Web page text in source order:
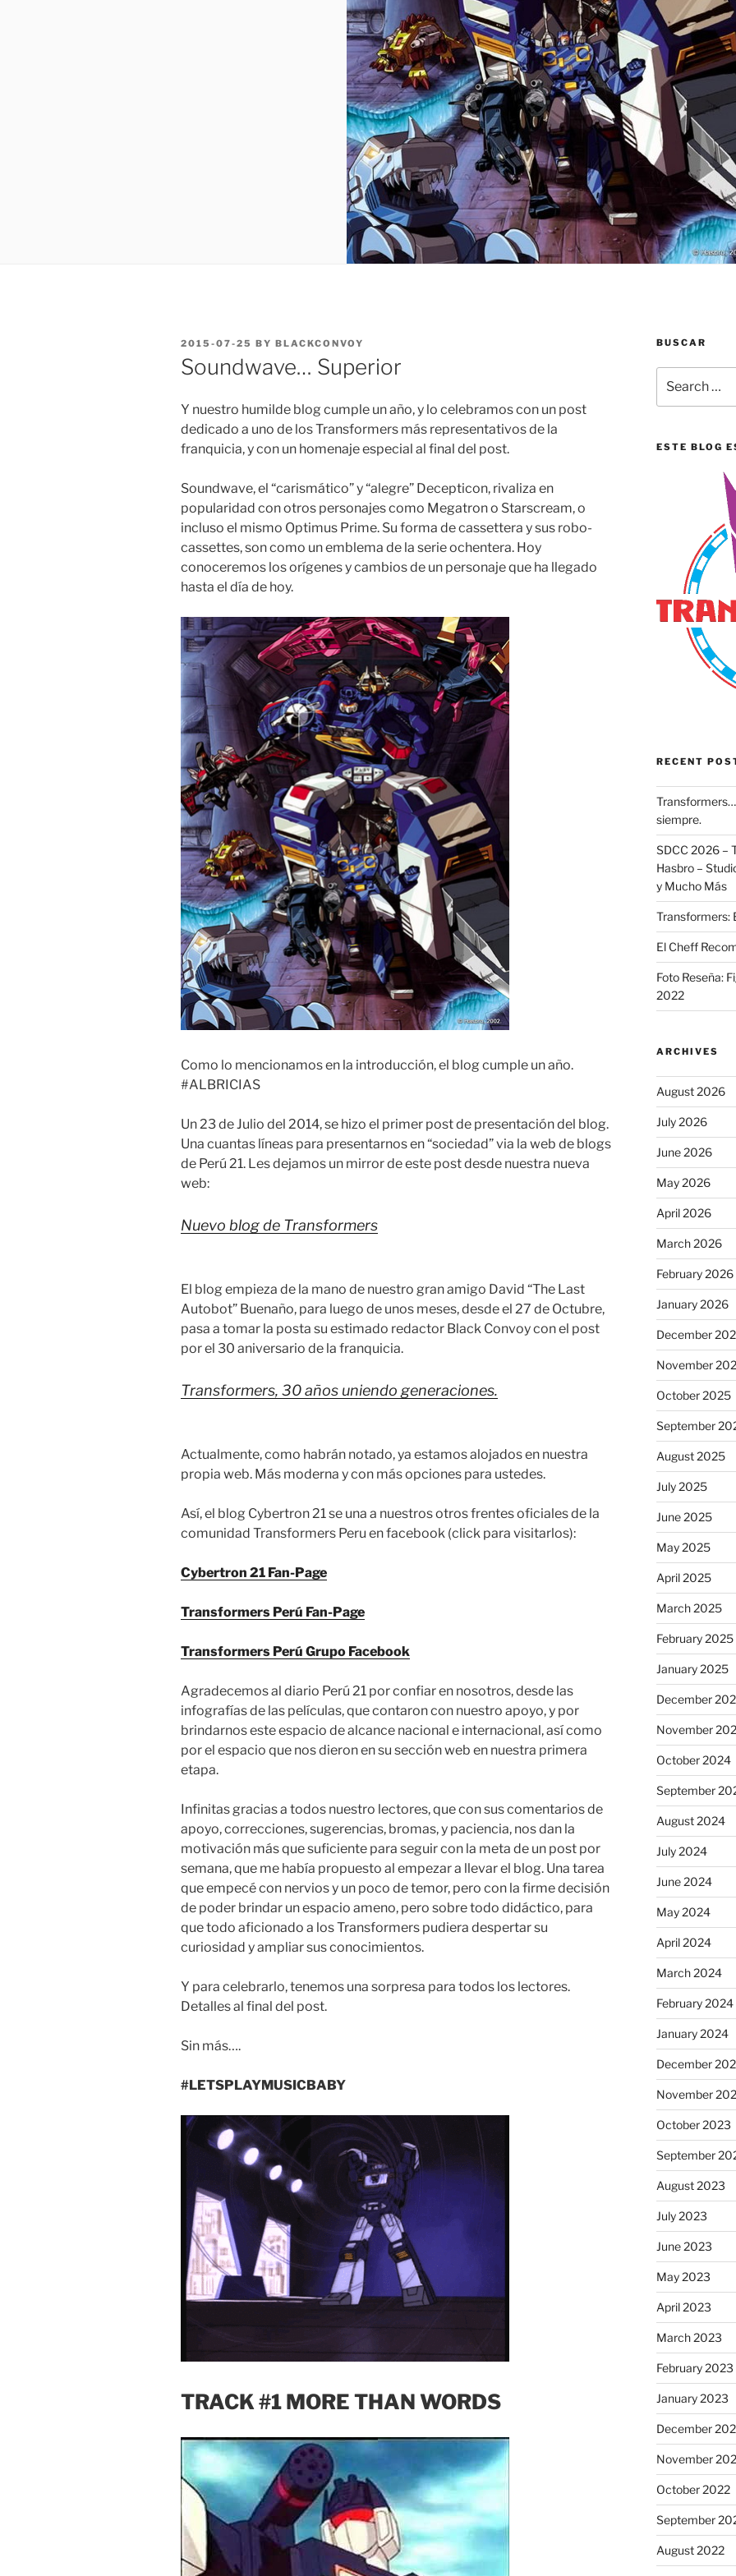
POSTED
ON
2015-07-25 BY BLACKCONVOY
Soundwave… Superior
Y nuestro humilde blog cumple un año, y lo celebramos con un post
dedicado a uno de los Transformers más representativos de la
franquicia, y con un homenaje especial al final del post.
Soundwave, el “carismático” y “alegre” Decepticon, rivaliza en
popularidad con otros personajes como Megatron o Starscream, o
incluso el mismo Optimus Prime. Su forma de cassettera y sus robo-
cassettes, son como un emblema de la serie ochentera. Hoy
conoceremos los orígenes y cambios de un personaje que ha llegado
hasta el día de hoy.
Como lo mencionamos en la introducción, el blog cumple un año.
#ALBRICIAS
Un 23 de Julio del 2014, se hizo el primer post de presentación del blog.
Una cuantas líneas para presentarnos en “sociedad” via la web de blogs
de Perú 21. Les dejamos un mirror de este post desde nuestra nueva
web:
Nuevo blog de Transformers
El blog empieza de la mano de nuestro gran amigo David “The Last
Autobot” Buenaño, para luego de unos meses, desde el 27 de Octubre,
pasa a tomar la posta su estimado redactor Black Convoy con el post
por el 30 aniversario de la franquicia.
Transformers, 30 años uniendo generaciones.
Actualmente, como habrán notado, ya estamos alojados en nuestra
propia web. Más moderna y con más opciones para ustedes.
Así, el blog Cybertron 21 se una a nuestros otros frentes oficiales de la
comunidad Transformers Peru en facebook (click para visitarlos):
Cybertron 21 Fan-Page
Transformers Perú Fan-Page
Transformers Perú Grupo Facebook
Agradecemos al diario Perú 21 por confiar en nosotros, desde las
infografías de las películas, que contaron con nuestro apoyo, y por
brindarnos este espacio de alcance nacional e internacional, así como
por el espacio que nos dieron en su sección web en nuestra primera
etapa.
Infinitas gracias a todos nuestro lectores, que con sus comentarios de
apoyo, correcciones, sugerencias, bromas, y paciencia, nos dan la
motivación más que suficiente para seguir con la meta de un post por
semana, que me había propuesto al empezar a llevar el blog. Una tarea
que empecé con nervios y un poco de temor, pero con la firme decisión
de poder brindar un espacio ameno, pero sobre todo didáctico, para
que todo aficionado a los Transformers pudiera despertar su
curiosidad y ampliar sus conocimientos.
Y para celebrarlo, tenemos una sorpresa para todos los lectores.
Detalles al final del post.
Sin más….
#LETSPLAYMUSICBABY
TRACK #1 MORE THAN WORDS
BUSCAR
for:
ESTE BLOG
RECENT
siempre.
SDCC 2026 –
Hasbro –
y Mucho Más
Transformers:
El Cheff
Foto Reseña:
2022
ARCHIVES
August 2026
July 2026
June 2026
May 2026
April 2026
March 2026
February 2026
January 2026
December
November
October 2025
September
August 2025
July 2025
June 2025
May 2025
April 2025
March 2025
February 2025
January 2025
December
November
October 2024
September
August 2024
July 2024
June 2024
May 2024
April 2024
March 2024
February 2024
January 2024
December
November
October 2023
September
August 2023
July 2023
June 2023
May 2023
April 2023
March 2023
February 2023
January 2023
December
November
October 2022
September
August 2022